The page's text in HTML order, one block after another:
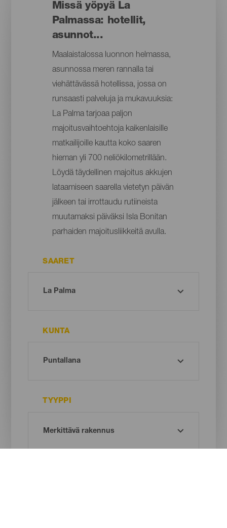
Missä yöpyä La
Palmassa: hotellit,
asunnot...
Maalaistalossa luonnon helmassa,
asunnossa meren rannalla tai
viehättävässä hotellissa, jossa on
runsaasti palveluja ja mukavuuksia:
La Palma tarjoaa paljon
majoitusvaihtoehtoja kaikenlaisille
matkailijoille kautta koko saaren
hieman yli 700 neliökilometrillään.
Löydä täydellinen majoitus akkujen
lataamiseen saarella vietetyn päivän
jälkeen tai irrottaudu rutiineista
muutamaksi päiväksi Isla Bonitan
parhaiden majoitusliikkeitä avulla.
SAARET
KUNTA
TYYPPI